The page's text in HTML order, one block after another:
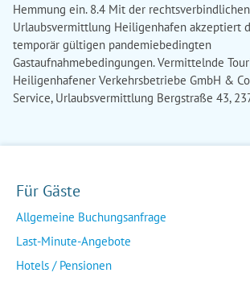
Hemmung ein. 8.4 Mit der
Urlaubsvermittlung Heiligenhafen akzeptiert
temporär gültigen pandemiebedingten
Gastaufnahmebedingungen. Vermittelnde
Heiligenhafener Verkehrsbetriebe GmbH &
Service, Urlaubsvermittlung Bergstraße 43,
Für Gäste
Allgemeine Buchungsanfrage
Last-Minute-Angebote
Hotels / Pensionen